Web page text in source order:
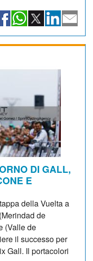
DI GALL,
E
della Vuelta a
de
(Valle de
il successo per
Gall. Il portacolori